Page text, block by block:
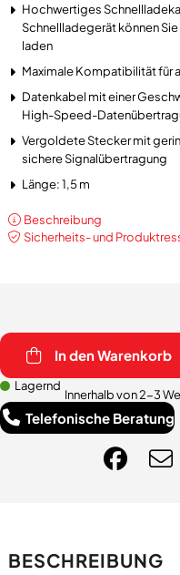
Hochwertiges
Schnellladegerät können
laden
Maximale Kompatibilität für
Datenkabel mit einer
High-Speed-
Vergoldete Stecker mit
sichere Signalübertragung
Länge: 1,5 m
Beschreibung
Sicherheits- und
In den Warenkorb
Lagernd
Innerhalb von 2-3
Telefonische Beratung
BESCHREIBUNG